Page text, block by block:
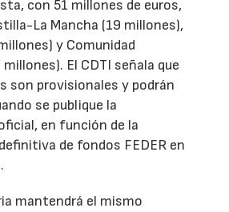
con 51 millones de euros,
La Mancha (19 millones),
y Comunidad
El CDTI señala que
son provisionales y podrán
se publique la
en función de la
de fondos FEDER en
mantendrá el mismo